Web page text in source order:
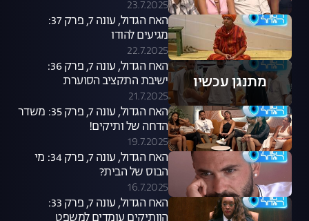
23.7.2025
האח הגדול, עונה 7, פרק 37:
מגיעים להודו
22.7.2025
מתנגן עכשיו
האח הגדול, עונה 7, פרק 36:
ישיבת התקציב הסוערת
21.7.2025
האח הגדול, עונה 7, פרק 35: משדר
הדחה של ותיקים!
19.7.2025
האח הגדול, עונה 7, פרק 34: מי
הבוס של הבית?
16.7.2025
האח הגדול, עונה 7, פרק 33: